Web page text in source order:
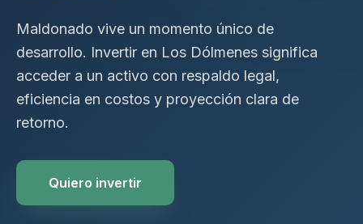
Maldonado vive un momento único de
desarrollo. Invertir en Los Dólmenes significa
acceder a un activo con respaldo legal,
eficiencia en costos y proyección clara de
retorno.
Quiero invertir